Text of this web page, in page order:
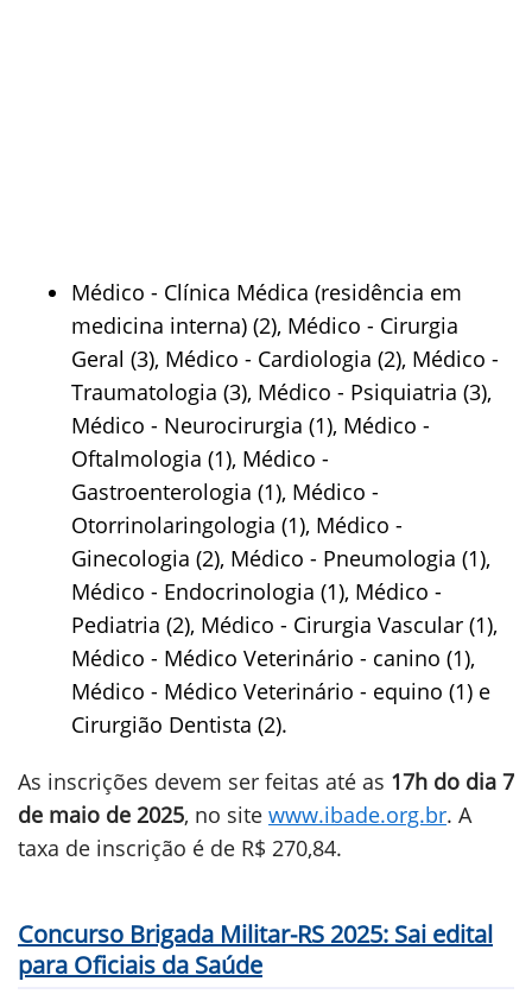
Médico - Clínica Médica (residência em
medicina interna) (2), Médico - Cirurgia
Geral (3), Médico - Cardiologia (2), Médico -
Traumatologia (3), Médico - Psiquiatria (3),
Médico - Neurocirurgia (1), Médico -
Oftalmologia (1), Médico -
Gastroenterologia (1), Médico -
Otorrinolaringologia (1), Médico -
Ginecologia (2), Médico - Pneumologia (1),
Médico - Endocrinologia (1), Médico -
Pediatria (2), Médico - Cirurgia Vascular (1),
Médico - Médico Veterinário - canino (1),
Médico - Médico Veterinário - equino (1) e
Cirurgião Dentista (2).
As inscrições devem ser feitas até as 17h do dia 7
de maio de 2025, no site www.ibade.org.br. A
taxa de inscrição é de R$ 270,84.
Concurso Brigada Militar-RS 2025: Sai edital
para Oficiais da Saúde